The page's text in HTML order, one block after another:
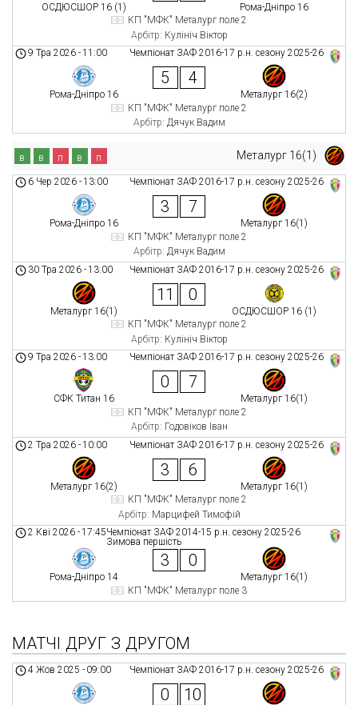
ОСДЮСШОР 16 (1)
Рома-Дніпро 16
КП "МФК" Металург поле 2
Арбітр: Кулініч Віктор
Чемпіонат ЗАФ 2016-17 р.н. сезону 2025-26
9 Тра 2026 -11:00
Рома-Дніпро 16
5 4
Металург 16(2)
КП "МФК" Металург поле 2
Арбітр: Дячук Вадим
Металург 16(1)
в в п в п
Чемпіонат ЗАФ 2016-17 р.н. сезону 2025-26
6 Чер 2026 -13:00
Рома-Дніпро 16
3 7
Металург 16(1)
КП "МФК" Металург поле 2
Арбітр: Дячук Вадим
Чемпіонат ЗАФ 2016-17 р.н. сезону 2025-26
30 Тра 2026 -13:00
Металург 16(1)
11 0
ОСДЮСШОР 16 (1)
КП "МФК" Металург поле 2
Арбітр: Кулініч Віктор
Чемпіонат ЗАФ 2016-17 р.н. сезону 2025-26
9 Тра 2026 -13:00
СФК Титан 16
0 7
Металург 16(1)
КП "МФК" Металург поле 2
Арбітр: Годовіков Іван
Чемпіонат ЗАФ 2016-17 р.н. сезону 2025-26
2 Тра 2026 -10:00
Металург 16(2)
3 6
Металург 16(1)
КП "МФК" Металург поле 2
Арбітр: Марцифей Тимофій
Чемпіонат ЗАФ 2014-15 р.н. сезону 2025-26
Зимова першість
2 Кві 2026 -17:45
Рома-Дніпро 14
3 0
Металург 16(1)
КП "МФК" Металург поле 3
МАТЧІ ДРУГ З ДРУГОМ
Чемпіонат ЗАФ 2016-17 р.н. сезону 2025-26
4 Жов 2025 - 09:00
0 10